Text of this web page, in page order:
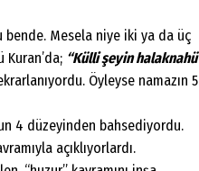
Mesela niye iki ya da üç
“Külli şeyin halaknahü
Öyleyse namazın 5
düzeyinden bahsediyordu.
açıklıyorlardı.